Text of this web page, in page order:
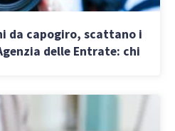
da capogiro, scattano i
delle Entrate: chi